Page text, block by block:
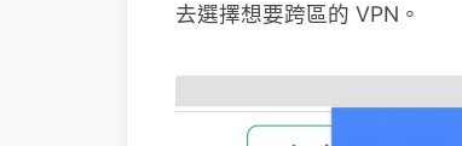
去選擇想要跨區的 VPN。